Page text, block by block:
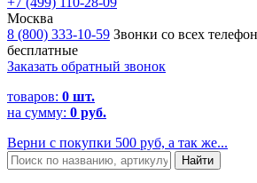
Москва
8 (800) 333-10-59 Звонки со всех
бесплатные
Заказать обратный звонок
товаров: 0 шт.
на сумму: 0 руб.
Верни с покупки 500 руб, а так же...